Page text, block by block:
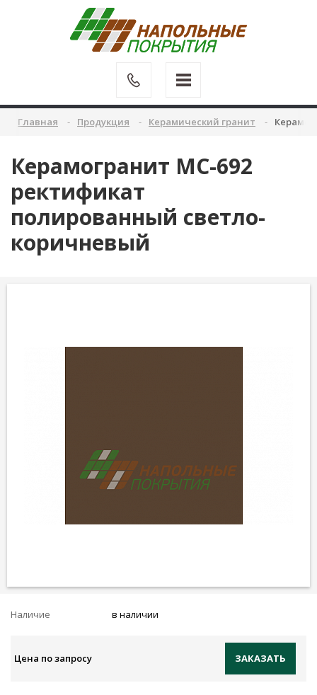
Главная Продукция Керамический гранит
Керамогранит MC-692
ректификат
полированный светло-
коричневый
Наличие в наличии
Цена по запросу ЗАКАЗАТЬ